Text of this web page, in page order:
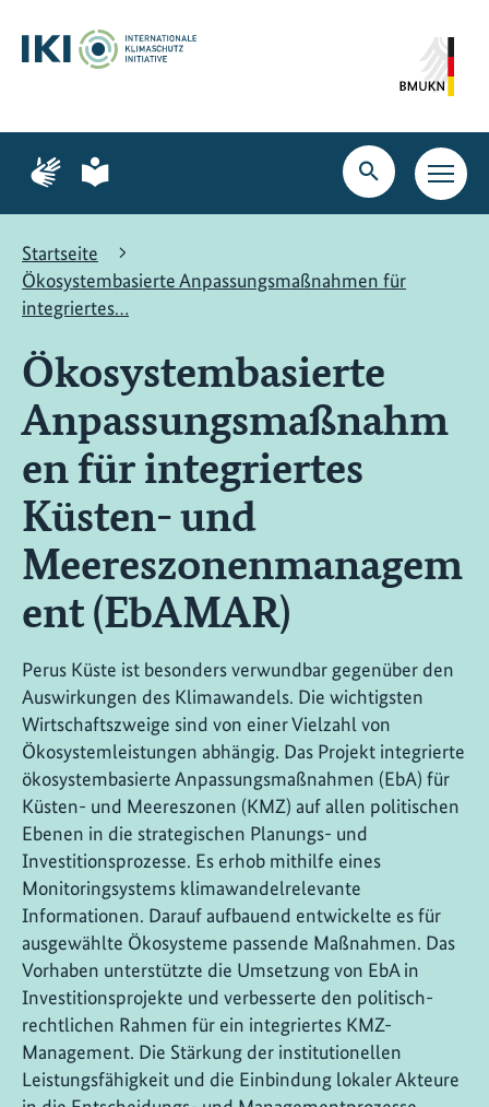
Hauptinhalt
springen
Suche
springen
Hauptnavigation
springen
Zur
Seite
Gebärdensprache
Zur
Seite
leichte
Suche
öffnen
Startseite
Ökosystembasierte Anpassungsmaßnahmen für
integriertes…
Ökosystembasierte
Anpassungsmaßnahm
en für integriertes
Küsten- und
Meereszonenmanagem
ent (EbAMAR)
Perus Küste ist besonders verwundbar gegenüber den
Auswirkungen des Klimawandels. Die wichtigsten
Wirtschaftszweige sind von einer Vielzahl von
Ökosystemleistungen abhängig. Das Projekt integrierte
ökosystembasierte Anpassungsmaßnahmen (EbA) für
Küsten- und Meereszonen (KMZ) auf allen politischen
Ebenen in die strategischen Planungs- und
Investitionsprozesse. Es erhob mithilfe eines
Monitoringsystems klimawandelrelevante
Informationen. Darauf aufbauend entwickelte es für
ausgewählte Ökosysteme passende Maßnahmen. Das
Vorhaben unterstützte die Umsetzung von EbA in
Investitionsprojekte und verbesserte den politisch-
rechtlichen Rahmen für ein integriertes KMZ-
Management. Die Stärkung der institutionellen
Leistungsfähigkeit und die Einbindung lokaler Akteure